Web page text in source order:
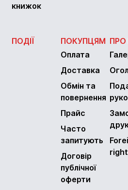
книжок
ПОДІЇ
ПОКУПЦЯМ
Оплата
Доставка
Обмін та
повернення
Прайс
Часто
запитують
Договір
публічної
оферти
ПРО